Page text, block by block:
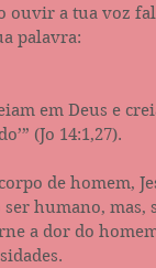
ouvir a tua voz
palavra:
(Jo 14:1‬,27).
de homem,
humano, mas,
a dor do